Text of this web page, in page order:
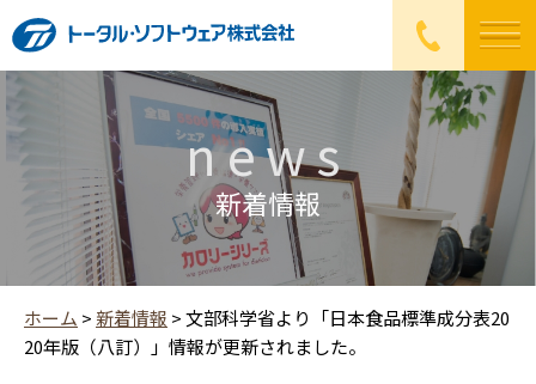
news
新着情報
ホーム >新着情報 >文部科学省より「日本食品標準成分表20
20年版（八訂）」情報が更新されました。